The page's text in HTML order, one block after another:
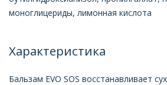
моноглицериды, лимонная кислота
Характеристика
Бальзам EVO SOS восстанавливает